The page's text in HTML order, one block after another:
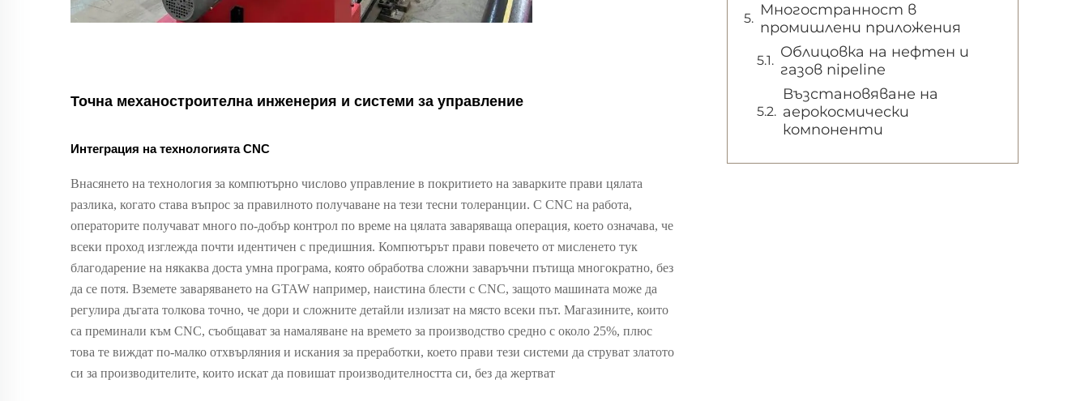
Точна механостроителна инженерия и системи за управление
Интеграция на технологията CNC
Внасянето на технология за компютърно числово управление в покритието на заварките прави цялата
разлика, когато става въпрос за правилното получаване на тези тесни толеранции. С CNC на работа,
операторите получават много по-добър контрол по време на цялата заваряваща операция, което означава, че
всеки проход изглежда почти идентичен с предишния. Компютърът прави повечето от мисленето тук
благодарение на някаква доста умна програма, която обработва сложни заваръчни пътища многократно, без
да се потя. Вземете заваряването на GTAW например, наистина блести с CNC, защото машината може да
регулира дъгата толкова точно, че дори и сложните детайли излизат на място всеки път. Магазините, които
са преминали към CNC, съобщават за намаляване на времето за производство средно с около 25%, плюс
това те виждат по-малко отхвърляния и искания за преработки, което прави тези системи да струват златото
си за производителите, които искат да повишат производителността си, без да жертват
Многостранност в
промишлени приложения
Облицовка на нефтен и
газов пipeline
Възстановяване на
аерокосмически
компоненти